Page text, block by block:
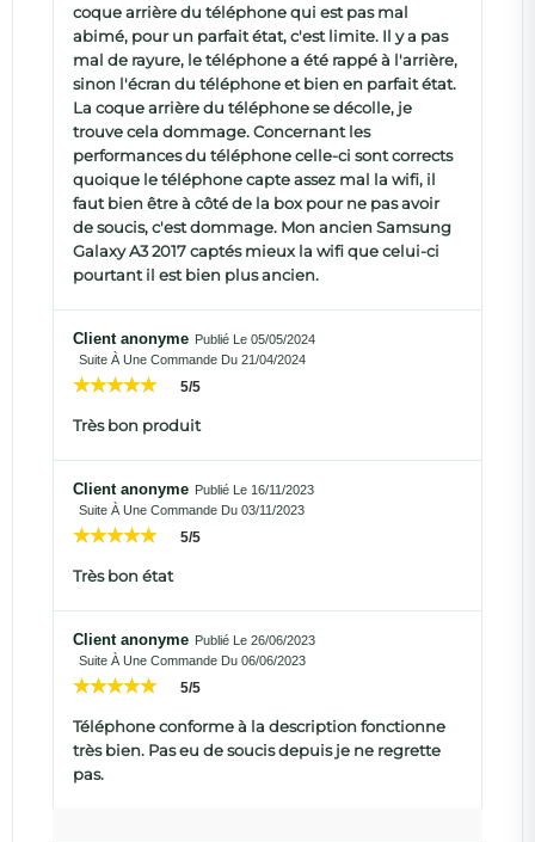
coque arrière du téléphone qui est pas mal
abimé, pour un parfait état, c'est limite. Il y a pas
mal de rayure, le téléphone a été rappé à l'arrière,
sinon l'écran du téléphone et bien en parfait état.
La coque arrière du téléphone se décolle, je
trouve cela dommage. Concernant les
performances du téléphone celle-ci sont corrects
quoique le téléphone capte assez mal la wifi, il
faut bien être à côté de la box pour ne pas avoir
de soucis, c'est dommage. Mon ancien Samsung
Galaxy A3 2017 captés mieux la wifi que celui-ci
pourtant il est bien plus ancien.
Client anonyme Publié Le 05/05/2024
Suite À Une Commande Du 21/04/2024
5/5
Très bon produit
Client anonyme Publié Le 16/11/2023
Suite À Une Commande Du 03/11/2023
5/5
Très bon état
Client anonyme Publié Le 26/06/2023
Suite À Une Commande Du 06/06/2023
5/5
Téléphone conforme à la description fonctionne
très bien. Pas eu de soucis depuis je ne regrette
pas.